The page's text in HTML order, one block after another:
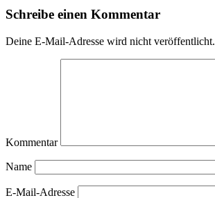
Schreibe einen Kommentar
Deine E-Mail-Adresse wird nicht veröffentlicht.
Kommentar
Name
E-Mail-Adresse